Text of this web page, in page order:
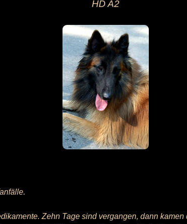
HD A2
Zehn Tage sind vergangen, dann